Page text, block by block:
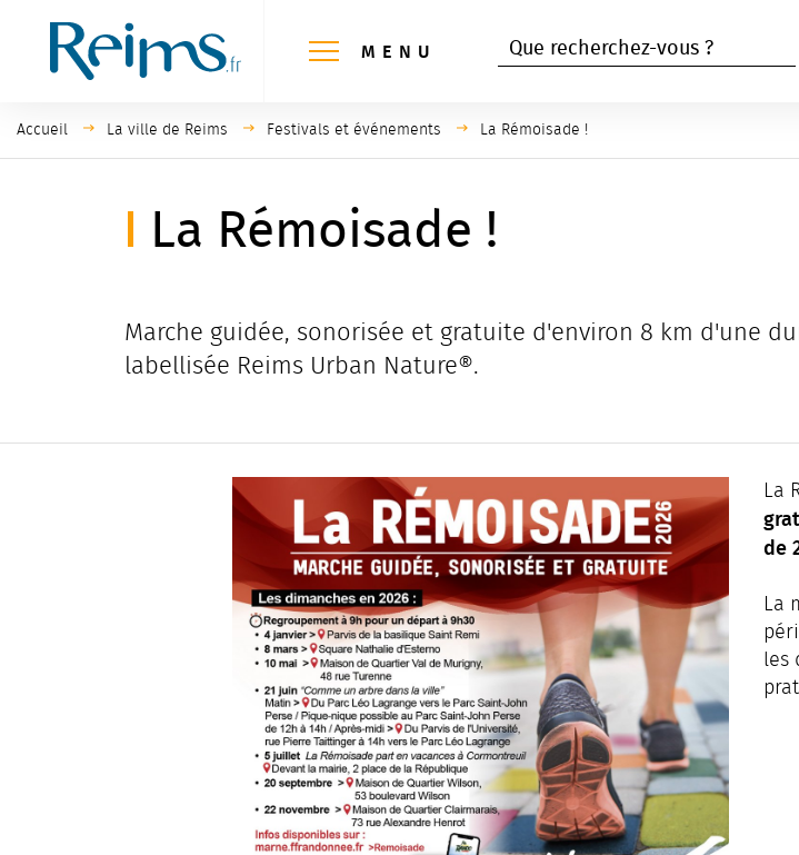
MENU RECHERCHER
Rechercher
Accueil La ville de Reims Festivals et événements Page active :
La Rémoisade !
La Rémoisade !
Marche guidée, sonorisée et gratuite d'environ 8 km d'une
labellisée Reims Urban Nature®.
La
de
La
les